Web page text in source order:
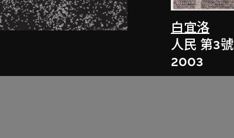
白宜洛
人民 第3號
2003